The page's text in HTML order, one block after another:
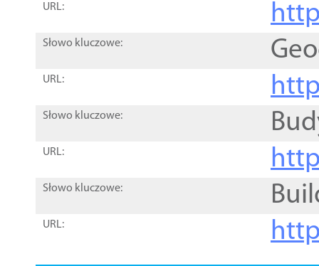
URL:
Słowo kluczowe:
URL:
Słowo kluczowe:
URL:
Słowo kluczowe:
URL: